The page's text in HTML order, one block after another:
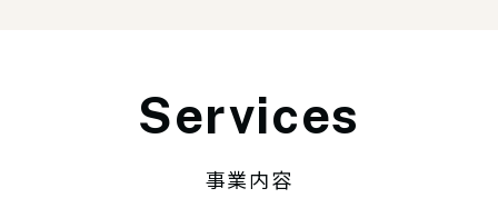
Services
事業内容